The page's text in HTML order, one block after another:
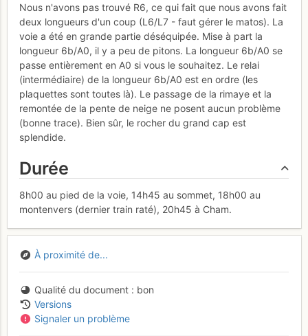
Nous n'avons pas trouvé R6, ce qui fait que nous avons fait
deux longueurs d'un coup (L6/L7 - faut gérer le matos). La
voie a été en grande partie déséquipée. Mise à part la
longueur 6b/A0, il y a peu de pitons. La longueur 6b/A0 se
passe entièrement en A0 si vous le souhaitez. Le relai
(intermédiaire) de la longueur 6b/A0 est en ordre (les
plaquettes sont toutes là). Le passage de la rimaye et la
remontée de la pente de neige ne posent aucun problème
(bonne trace). Bien sûr, le rocher du grand cap est
splendide.
Durée
8h00 au pied de la voie, 14h45 au sommet, 18h00 au
montenvers (dernier train raté), 20h45 à Cham.
À proximité de...
Qualité du document
bon
Versions
Signaler un problème